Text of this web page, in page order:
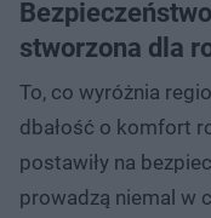
stworzona dla
To, co wyróżnia
dbałość o komfort
postawiły na
prowadzą niemal w